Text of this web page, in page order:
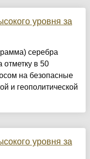
уровня за
серебра
в 50
на безопасные
и геополитической
уровня за